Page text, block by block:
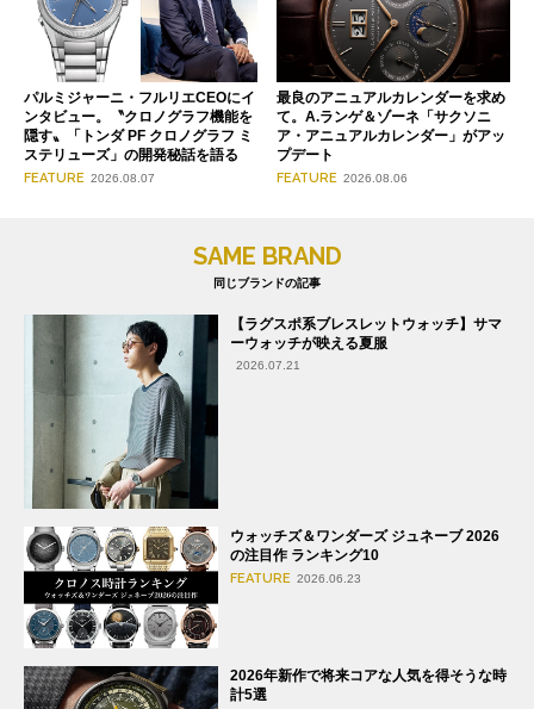
パルミジャーニ・フルリエCEOにイ
ンタビュー。〝クロノグラフ機能を
隠す〟「トンダ PF クロノグラフ ミ
ステリューズ」の開発秘話を語る
FEATURE 2026.08.07
最良のアニュアルカレンダーを求め
て。A.ランゲ＆ゾーネ「サクソニ
ア・アニュアルカレンダー」がアッ
プデート
FEATURE 2026.08.06
SAME BRAND
同じブランドの記事
【ラグスポ系ブレスレットウォッチ】サマ
ーウォッチが映える夏服
2026.07.21
ウォッチズ＆ワンダーズ ジュネーブ 2026
の注目作 ランキング10
FEATURE 2026.06.23
2026年新作で将来コアな人気を得そうな時
計5選